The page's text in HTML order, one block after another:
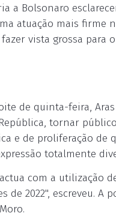
Bolsonaro
atuação mais firme
vista grossa
de quinta-feira,
tornar
e de proliferação de
totalmente
com a utilização
de 2022", escreveu. A